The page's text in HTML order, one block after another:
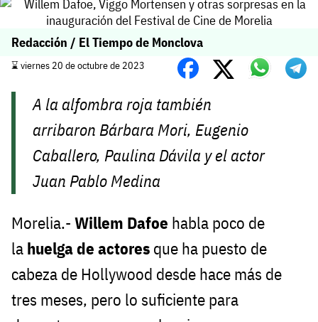
Redacción / El Tiempo de Monclova
⌛️ viernes 20 de octubre de 2023
A la alfombra roja también
arribaron Bárbara Mori, Eugenio
Caballero, Paulina Dávila y el actor
Juan Pablo Medina
Morelia.- Willem Dafoe habla poco de
la huelga de actores que ha puesto de
cabeza de Hollywood desde hace más de
tres meses, pero lo suficiente para